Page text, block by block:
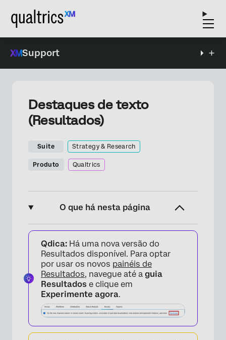
Support
Destaques de texto
(Resultados)
Suite Strategy & Research
Produto Qualtrics
O que há nesta página
Sobre os destaques de texto
Opções de personalização
Perguntas frequentes
Qdica: Há uma nova versão do
Resultados disponível. Para optar
por usar os novos painéis de
Resultados, navegue até a guia
Resultados e clique em
Experimente agora.